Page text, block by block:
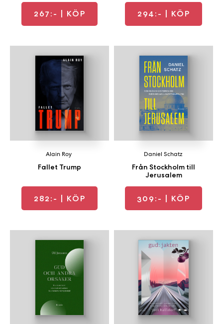
267:- | KÖP 294:- | KÖP
Fallet Trump
Alain Roy
282:- | KÖP
Från Stockholm till
Jerusalem
Daniel Schatz
309:- | KÖP